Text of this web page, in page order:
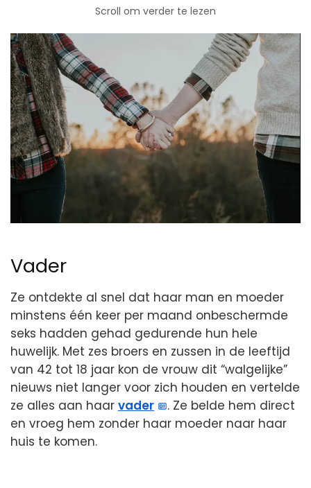
Scroll om verder te lezen
Vader
Ze ontdekte al snel dat haar man en moeder
minstens één keer per maand onbeschermde
seks hadden gehad gedurende hun hele
huwelijk. Met zes broers en zussen in de leeftijd
van 42 tot 18 jaar kon de vrouw dit “walgelijke”
nieuws niet langer voor zich houden en vertelde
ze alles aan haar vader
. Ze belde hem direct
en vroeg hem zonder haar moeder naar haar
huis te komen.